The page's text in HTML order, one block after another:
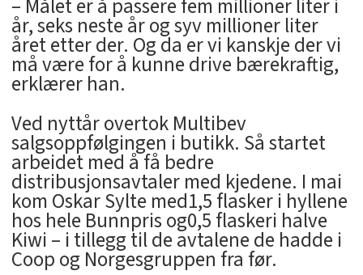
– Målet er å passere fem millioner liter i
år, seks neste år og syv millioner liter
året etter der. Og da er vi kanskje der vi
må være for å kunne drive bærekraftig,
erklærer han.
Ved nyttår overtok Multibev
salgsoppfølgingen i butikk. Så startet
arbeidet med å få bedre
distribusjonsavtaler med kjedene. I mai
kom Oskar Sylte med1,5 flasker i hyllene
hos hele Bunnpris og0,5 flaskeri halve
Kiwi – i tillegg til de avtalene de hadde i
Coop og Norgesgruppen fra før.